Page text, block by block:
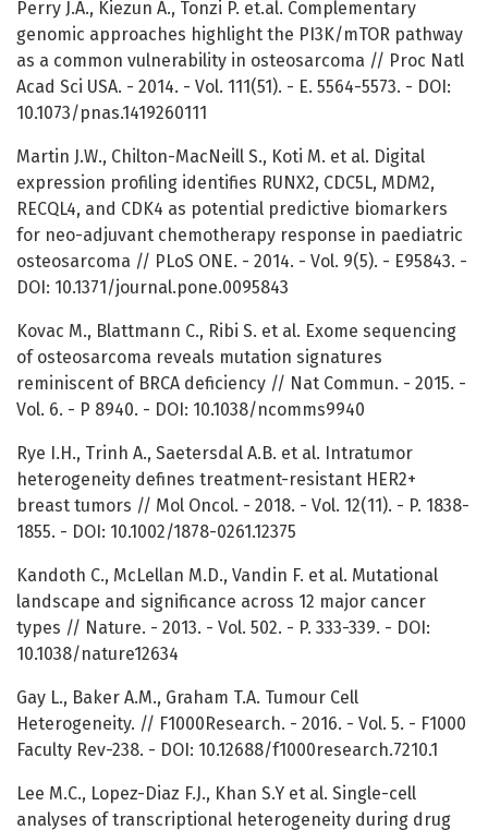
Perry J.A., Kiezun A., Tonzi P. et.al. Complementary
genomic approaches highlight the PI3K/mTOR pathway
as a common vulnerability in osteosarcoma // Proc Natl
Acad Sci USA. - 2014. - Vol. 111(51). - E. 5564-5573. - DOI:
10.1073/pnas.1419260111
Martin J.W., Chilton-MacNeill S., Koti M. et al. Digital
expression profiling identifies RUNX2, CDC5L, MDM2,
RECQL4, and CDK4 as potential predictive biomarkers
for neo-adjuvant chemotherapy response in paediatric
osteosarcoma // PLoS ONE. - 2014. - Vol. 9(5). - E95843. -
DOI: 10.1371/journal.pone.0095843
Kovac M., Blattmann C., Ribi S. et al. Exome sequencing
of osteosarcoma reveals mutation signatures
reminiscent of BRCA deficiency // Nat Commun. - 2015. -
Vol. 6. - P 8940. - DOI: 10.1038/ncomms9940
Rye I.H., Trinh A., Saetersdal A.B. et al. Intratumor
heterogeneity defines treatment-resistant HER2+
breast tumors // Mol Oncol. - 2018. - Vol. 12(11). - P. 1838-
1855. - DOI: 10.1002/1878-0261.12375
Kandoth C., McLellan M.D., Vandin F. et al. Mutational
landscape and significance across 12 major cancer
types // Nature. - 2013. - Vol. 502. - P. 333-339. - DOI:
10.1038/nature12634
Gay L., Baker A.M., Graham T.A. Tumour Cell
Heterogeneity. // F1000Research. - 2016. - Vol. 5. - F1000
Faculty Rev-238. - DOI: 10.12688/f1000research.7210.1
Lee M.C., Lopez-Diaz F.J., Khan S.Y et al. Single-cell
analyses of transcriptional heterogeneity during drug